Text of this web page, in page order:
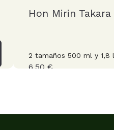
Hon Mirin Takara
2 tamaños 500 ml y 1,8 l
6,50 €